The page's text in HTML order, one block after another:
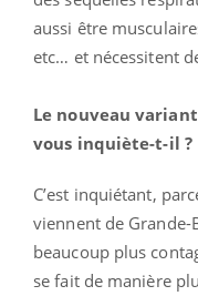
aussi être
etc… et nécessitent
Le nouveau
vous inquiète-t-il ?
C’est inquiétant,
viennent de Grande-
beaucoup plus
se fait de manière